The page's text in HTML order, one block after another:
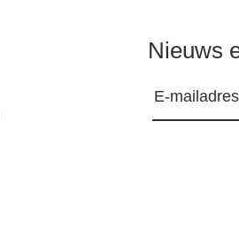
Nieuws